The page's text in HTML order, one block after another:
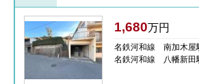
1,680万円
名鉄河和線 南加木
名鉄河和線 八幡新